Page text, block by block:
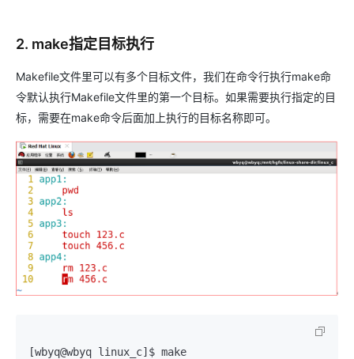
2. make指定目标执行
Makefile文件里可以有多个目标文件，我们在命令行执行make命
令默认执行Makefile文件里的第一个目标。如果需要执行指定的目
标，需要在make命令后面加上执行的目标名称即可。
[wbyq@wbyq linux_c]$ make